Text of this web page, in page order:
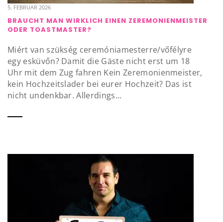
5. FEBRUAR 2026
BRAUCHT MAN WIRKLICH EINEN ZEREMONIENMEISTER
ODER TOASTMASTER?
Miért van szükség ceremóniamesterre/vőfélyre
egy esküvőn? Damit die Gäste nicht erst um 18
Uhr mit dem Zug fahren Kein Zeremonienmeister,
kein Hochzeitslader bei eurer Hochzeit? Das ist
nicht undenkbar. Allerdings...